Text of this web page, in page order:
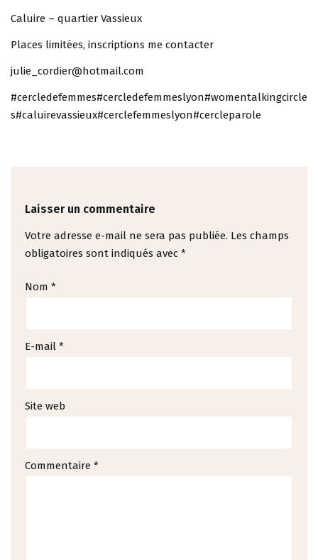
Caluire – quartier Vassieux
Places limitées, inscriptions me contacter
julie_cordier@hotmail.com
#cercledefemmes#cercledefemmeslyon#womentalkingcircle
s#caluirevassieux#cerclefemmeslyon#cercleparole
Laisser un commentaire
Votre adresse e-mail ne sera pas publiée. Les champs
obligatoires sont indiqués avec *
Nom *
E-mail *
Site web
Commentaire *